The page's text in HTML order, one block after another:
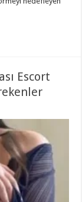
Escort